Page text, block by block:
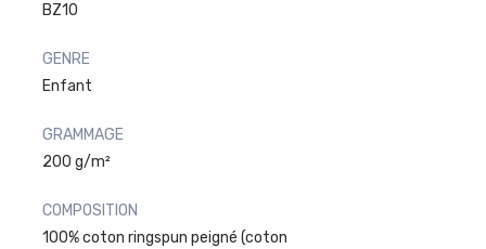
BZ10
GENRE
Enfant
GRAMMAGE
200 g/m²
COMPOSITION
100% coton ringspun peigné (coton